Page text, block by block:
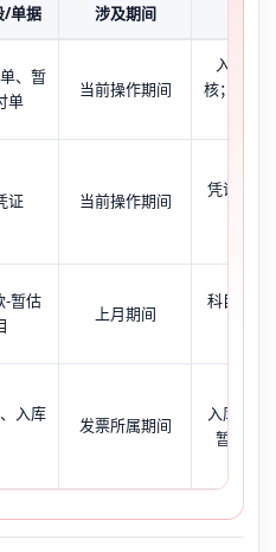
/单据 涉及期间
、暂
单
当前操作期间
入库单=
核；暂估
证 当前操作期间
凭证状态
-暂估
上月期间
科目余额
入库
发票所属期间
入库单状
暂估+已